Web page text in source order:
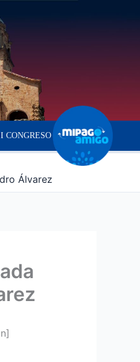
CONGRESO
Álvarez